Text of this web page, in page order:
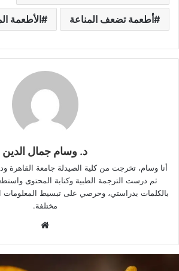
أطعمة تضعف المناعة الأطعمة
د. وسام جمال الدين
أنا وسام، تخرجت من كلية الصيدلة جامعة القاهرة
ثم درست الترجمة الطبية وكتابة المحتوى
بالكلمات بدراستي، وحرصي على تبسيط المعلومات
مختلفة.
ق